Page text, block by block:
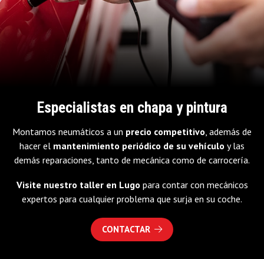
Especialistas en chapa y pintura
Montamos neumáticos a un precio competitivo, además de
hacer el mantenimiento periódico de su vehículo y las
demás reparaciones, tanto de mecánica como de carrocería.
Visite nuestro taller en Lugo para contar con mecánicos
expertos para cualquier problema que surja en su coche.
CONTACTAR